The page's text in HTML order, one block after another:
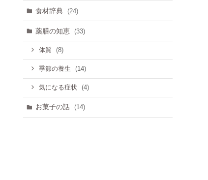
食材辞典 (24)
薬膳の知恵 (33)
体質 (8)
季節の養生 (14)
気になる症状 (4)
お菓子の話 (14)